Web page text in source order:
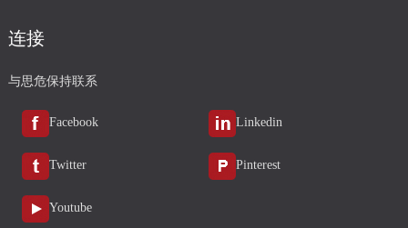
连接
与思危保持联系
Facebook Linkedin
Twitter Pinterest
Youtube